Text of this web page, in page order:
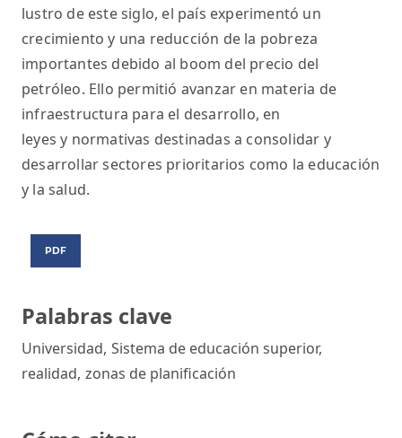
Palabras clave
Universidad, Sistema de educación superior,
realidad, zonas de planificación
lustro de este siglo, el país experimentó un
crecimiento y una reducción de la pobreza
importantes debido al boom del precio del
petróleo. Ello permitió avanzar en materia de
infraestructura para el desarrollo, en
leyes y normativas destinadas a consolidar y
desarrollar sectores prioritarios como la educación
y la salud.
PDF